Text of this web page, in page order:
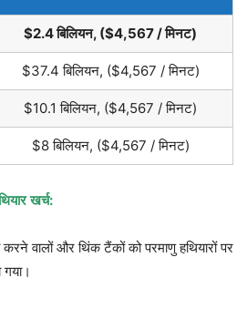
$2.4बिलियन, ($4,567 /मिनट)
$37.4 बिलियन, ($4,567 / मिनट)
$10.1 बिलियन, ($4,567 / मिनट)
$8 बिलियन, ($4,567 / मिनट)
खर्च:
करने वालों और थिंक टैंकों को परमाणु हथियारों पर